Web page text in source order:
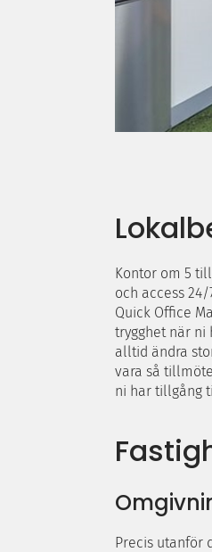
Kontor om 5
och access
Quick Office
trygghet när ni
alltid ändra
vara så
ni har tillgång
Precis utanför